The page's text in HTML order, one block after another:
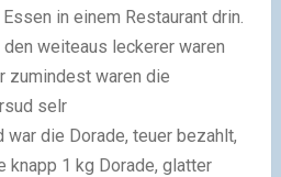
in einem Restaurant drin.
weiteaus leckerer waren
zumindest waren die
selr
die Dorade, teuer bezahlt,
knapp 1 kg Dorade, glatter